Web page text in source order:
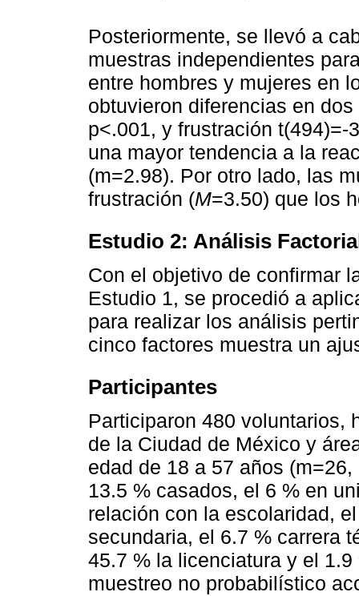
Posteriormente, se llevó a
muestras independientes
entre hombres y mujeres en
obtuvieron diferencias en
p<.001, y frustración
una mayor tendencia a la
(m=2.98). Por otro lado, las
frustración (M=3.50) que los
Estudio 2: Análisis
Con el objetivo de confirmar
Estudio 1, se procedió a
para realizar los análisis
cinco factores muestra un
Participantes
Participaron 480 voluntarios,
de la Ciudad de México y
edad de 18 a 57 años
13.5 % casados, el 6 % en
relación con la escolaridad,
secundaria, el 6.7 % carrera
45.7 % la licenciatura y el
muestreo no probabilístico